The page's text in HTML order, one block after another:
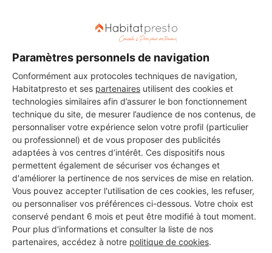
Paramètres personnels de navigation
Conformément aux protocoles techniques de navigation,
Habitatpresto et ses partenaires utilisent des cookies et
technologies similaires afin d’assurer le bon fonctionnement
technique du site, de mesurer l’audience de nos contenus, de
personnaliser votre expérience selon votre profil (particulier
ou professionnel) et de vous proposer des publicités
adaptées à vos centres d’intérêt. Ces dispositifs nous
permettent également de sécuriser vos échanges et
d'améliorer la pertinence de nos services de mise en relation.
Vous pouvez accepter l'utilisation de ces cookies, les refuser,
ou personnaliser vos préférences ci-dessous. Votre choix est
conservé pendant 6 mois et peut être modifié à tout moment.
Pour plus d'informations et consulter la liste de nos
partenaires, accédez à notre politique de cookies.
Les 1 autres Menuisiers pour
vos travaux à Ardon
MONSIEUR JEROME JOURNOT
Ardon
23 ans d'expérience